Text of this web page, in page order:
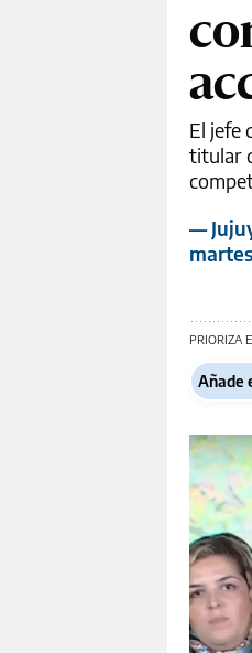
El jefe
titular
—
martes
PRIORIZA
Añade